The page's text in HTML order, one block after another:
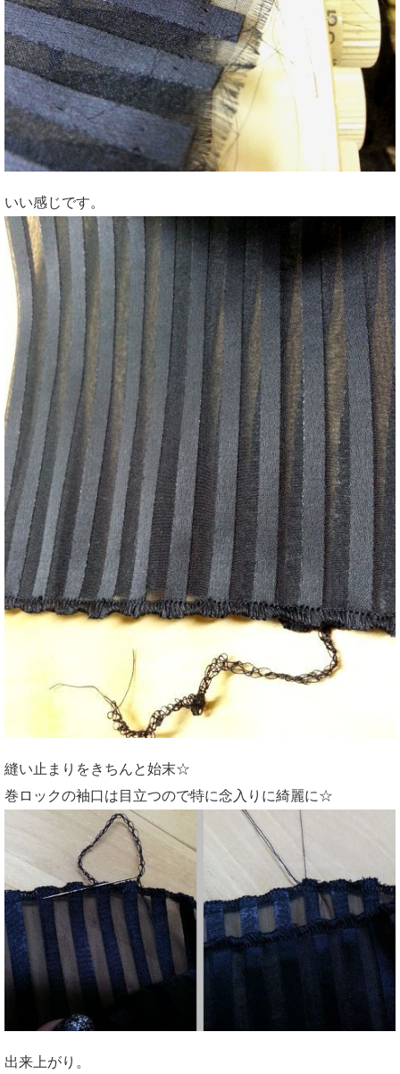
いい感じです。
縫い止まりをきちんと始末☆
巻ロックの袖口は目立つので特に念入りに綺麗に☆
出来上がり。